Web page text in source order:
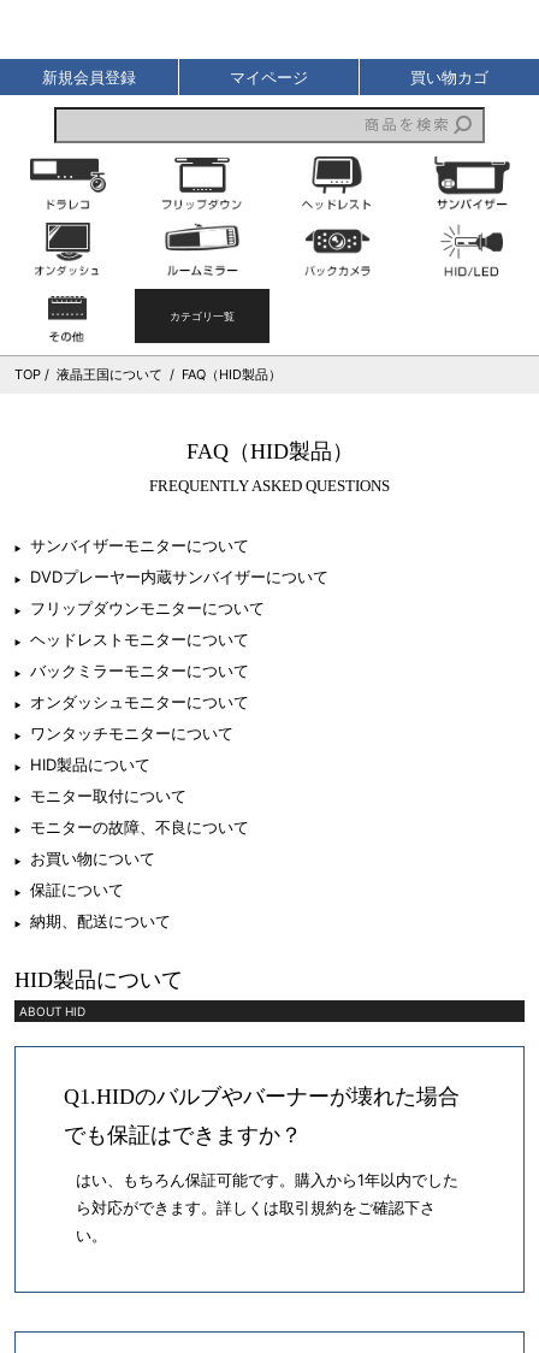
新規会員登録 マイページ 買い物カゴ
フリップダウンモニター ヘッドレストモニター
オンダッシュモニター ルームミラーモニター バックカメラ
カテゴリ一覧
TOP 液晶王国について FAQ（HID製品）
FAQ（HID製品）
FREQUENTLY ASKED QUESTIONS
サンバイザーモニターについて
DVDプレーヤー内蔵サンバイザーについて
フリップダウンモニターについて
ヘッドレストモニターについて
バックミラーモニターについて
オンダッシュモニターについて
ワンタッチモニターについて
HID製品について
モニター取付について
モニターの故障、不良について
お買い物について
保証について
納期、配送について
HID製品について
ABOUT HID
Q1.HIDのバルブやバーナーが壊れた場合
でも保証はできますか？
はい、もちろん保証可能です。購入から1年以内でした
ら対応ができます。詳しくは取引規約をご確認下さ
い。